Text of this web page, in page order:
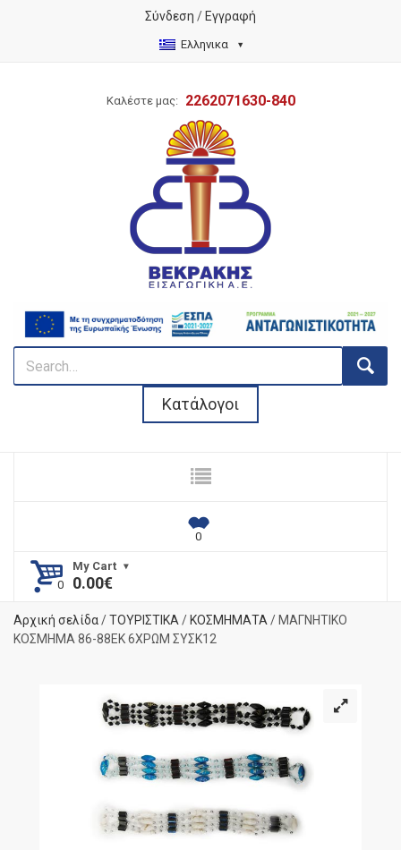
Σύνδεση / Εγγραφή
Ελληνικα
Καλέστε μας: 2262071630-840
Κατάλογοι
My Cart
0.00€
Αρχική σελίδα/ΤΟΥΡΙΣΤΙΚΑ/ ΚΟΣΜΗΜΑΤΑ/ ΜΑΓΝΗΤΙΚΟ
ΚΟΣΜΗΜΑ 86-88ΕΚ 6ΧΡΩΜ ΣΥΣΚ12